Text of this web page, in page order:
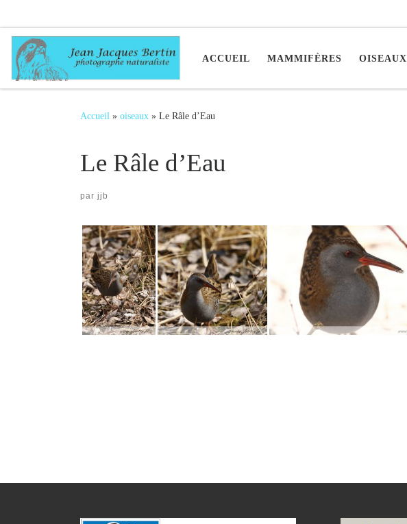
ACCUEIL MAMMIFÈRES OISEAUX
Accueil » oiseaux » Le Râle d’Eau
Le Râle d’Eau
par jjb